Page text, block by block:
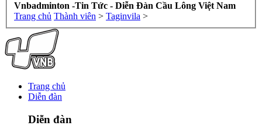
Vnbadminton -Tin Tức - Diễn Đàn Cầu Lông Việt Nam
Trang chủ Thành viên > Taginvila >
Trang chủ
Diễn đàn
Diễn đàn